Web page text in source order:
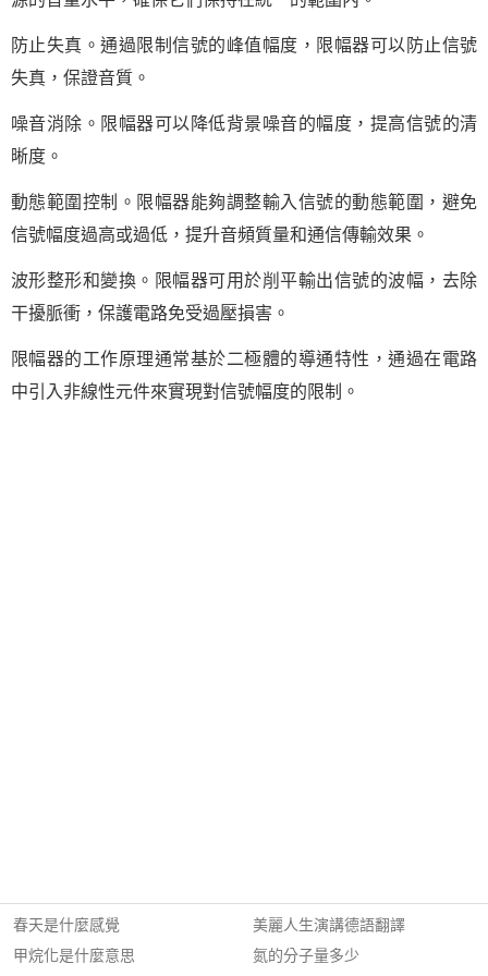
防止失真。通過限制信號的峰值幅度，限幅器可以防止信號
失真，保證音質。
噪音消除。限幅器可以降低背景噪音的幅度，提高信號的清
晰度。
動態範圍控制。限幅器能夠調整輸入信號的動態範圍，避免
信號幅度過高或過低，提升音頻質量和通信傳輸效果。
波形整形和變換。限幅器可用於削平輸出信號的波幅，去除
干擾脈衝，保護電路免受過壓損害。
限幅器的工作原理通常基於二極體的導通特性，通過在電路
中引入非線性元件來實現對信號幅度的限制。
春天是什麼感覺
甲烷化是什麼意思
美麗人生演講德語翻譯
氮的分子量多少